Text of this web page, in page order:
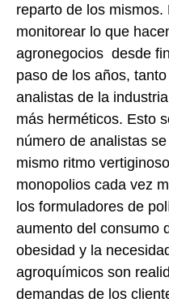
reparto de los
monitorear lo que
agronegocios desde
paso de los años,
analistas de la
más herméticos. Esto
número de analistas
mismo ritmo
monopolios cada vez
los formuladores de
aumento del consumo
obesidad y la
agroquímicos son
demandas de los